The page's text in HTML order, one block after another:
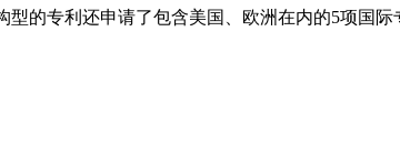
的专利还申请了包含美国、欧洲在内的5项国